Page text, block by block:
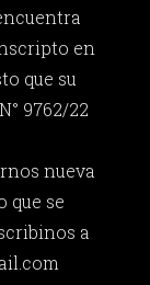
en
que su
9762/22
nueva
que se
a